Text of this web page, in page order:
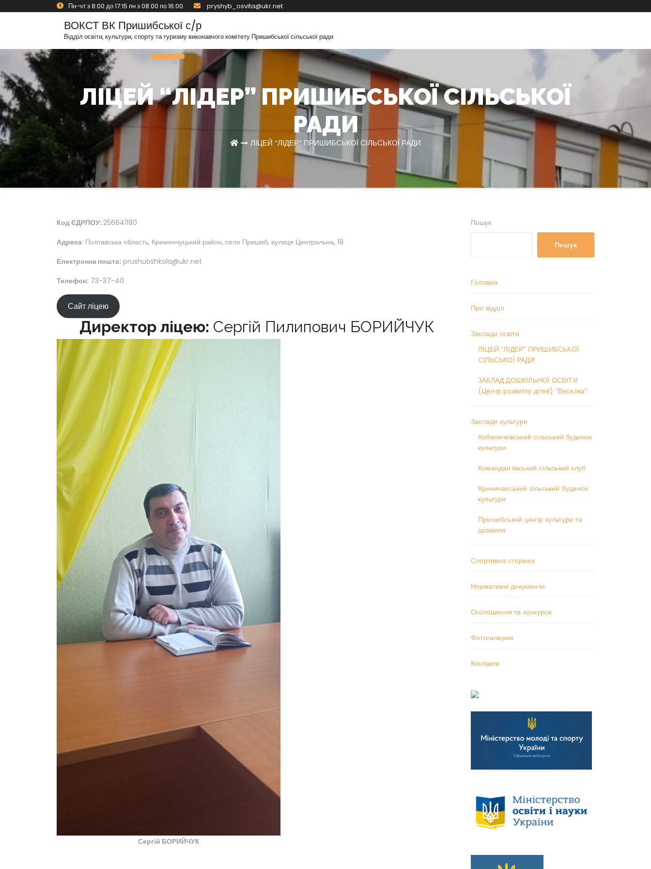
Пн-чт з 8:00 до 17:15 пн з 08:00 по 16:00. pryshyb_osvita@ukr.net
ВОКСТ ВК Пришибської с/р
Відділ освіти, культури, спорту та туризму виконавчого комітету Пришибської сільської ради
Toggle Navigation
ЛІЦЕЙ “ЛІДЕР” ПРИШИБСЬКОЇ СІЛЬСЬКОЇ
РАДИ
ЛІЦЕЙ “ЛІДЕР” ПРИШИБСЬКОЇ СІЛЬСЬКОЇ РАДИ
Код ЄДРПОУ:256641190
Адреса: Полтавська область, Кременчуцький район, село Пришиб, вулиця Центральна, 19
Електронна пошта: prushubshkola@ukr.net
Телефон: 73-37-40
Сайт ліцею
Директор ліцею: Сергій Пилипович БОРИЙЧУК
Сергій БОРИЙЧУК
Пошук
Пошук
Головна
Про відділ
Заклади освіти
ЛІЦЕЙ “ЛІДЕР” ПРИШИБСЬКОЇ
СІЛЬСЬКОЇ РАДИ
ЗАКЛАД ДОШКІЛЬНОЇ ОСВІТИ
(Центр розвитку дітей) “Веселка”
Заклади культури
Кобелячківський сільський будинок
культури
Комендантівський сільський клуб
Криничанський сільський будинок
культури
Пришибський центр культури та
дозвілля
Спортивна сторінка
Нормативні документи
Оголошення та конкурси
Фотогалерея
Контакти